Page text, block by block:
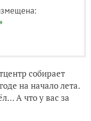
собирает
на начало лета.
А что у вас за